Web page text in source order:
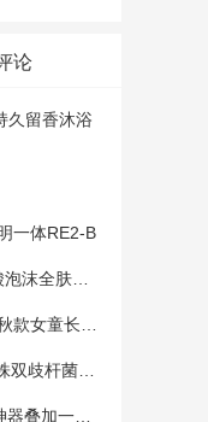
论
久留香沐浴
一体RE2-B